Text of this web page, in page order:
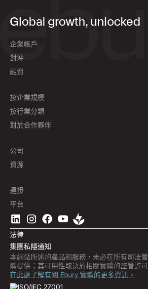
Global growth, unlocked
企業帳戶
概述
付款與收款
對沖
概述
遠期合約
對沖政策
融資
按企業規模
成長型企業
企業
按行業分類
慈善機構和非政府組織
電子商務
海事
對於合作夥伴
公司
品牌故事
全球辦事處
工作機會
聯絡我們
資源
網誌
支援中心
播客
產品指南
市場洞察
訂閱 Ebury
產品更新
防詐中心
Trust Centre
連接
概述
企業 API
軟件整合
嵌入式金融
平台
下載 Ebury 應用程式
法律
集團私隱通知
本網站所述的產品和服務，未必在所有司法
體提供；其可用性取決於相關實體的監管許
在此處了解有關 Ebury 實體的更多資訊。